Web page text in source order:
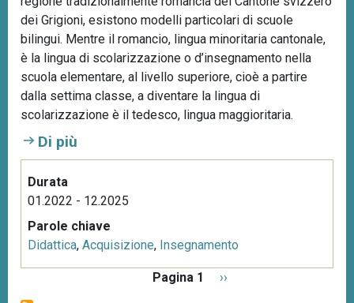
dei Grigioni, esistono modelli particolari di scuole
bilingui. Mentre il romancio, lingua minoritaria cantonale,
è la lingua di scolarizzazione o d’insegnamento nella
scuola elementare, al livello superiore, cioè a partire
dalla settima classe, a diventare la lingua di
scolarizzazione è il tedesco, lingua maggioritaria.
Di più
Durata
01.2022 - 12.2025
Parole chiave
Didattica, Acquisizione, Insegnamento
Pagina 1
P
››